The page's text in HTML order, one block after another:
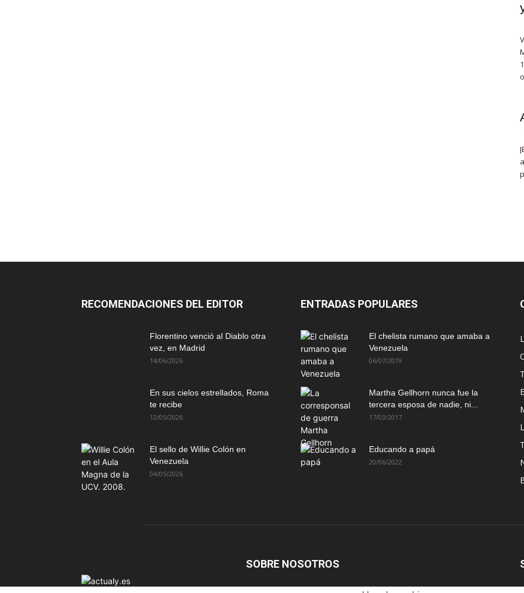
-
-
RECOMENDACIONES DEL EDITOR
Florentino venció al Diablo otra
vez, en Madrid
14/06/2026
En sus cielos estrellados, Roma
te recibe
12/05/2026
El sello de Willie Colón en
Venezuela
04/05/2026
ENTRADAS POPULARES
El chelista rumano que amaba a
Venezuela
06/07/2019
Martha Gellhorn nunca fue la
tercera esposa de nadie, ni...
17/03/2017
Educando a papá
20/06/2022
SOBRE NOSOTROS